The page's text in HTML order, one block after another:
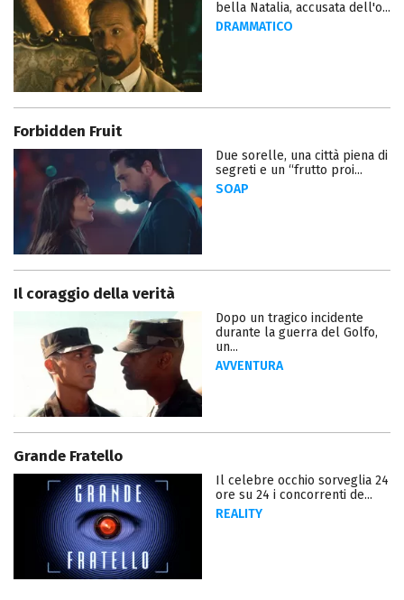
bella Natalia, accusata dell'o...
DRAMMATICO
Forbidden Fruit
Due sorelle, una città piena di
segreti e un “frutto proi...
SOAP
Il coraggio della verità
Dopo un tragico incidente
durante la guerra del Golfo,
un...
AVVENTURA
Grande Fratello
Il celebre occhio sorveglia 24
ore su 24 i concorrenti de...
REALITY